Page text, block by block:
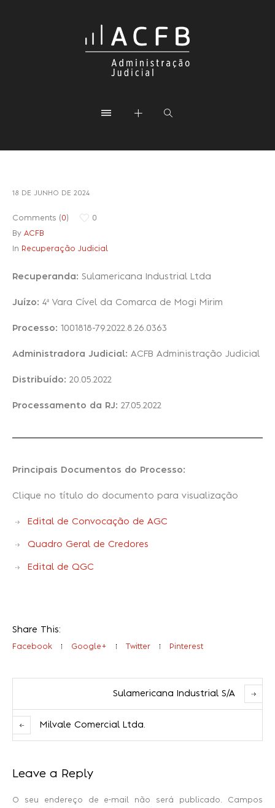
18 DE JUNHO DE 2024
Comments (0) 0
By ACFB
In Recuperação Judicial
Recuperanda: Sulamericana Industrial Ltda
Juízo: 4ª Vara Cível da Comarca de Mogi Mirim
Processo: 1001818-79.2022.8.26.0363
Administradora Judicial: ACFB Administração Judicial
Distribuído: 20.05.2022
Processamento da RJ: 27.05.2022
Principais Documentos do Processo:
Clique no título do documento para visualização
Edital de Convocação de AGC
Quadro Geral de Credores
Edital de QGC
Share This:
Facebook Google+ Twitter Pinterest
Sulamericana Industrial S/A
Milvale Comercial Ltda.
Leave a Reply
O seu endereço de e-mail não será publicado.
Campos